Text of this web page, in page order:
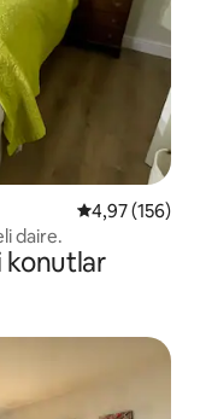
5 üzerinden
4,97 (156)
daire.
konutlar